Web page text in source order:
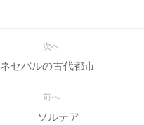
次へ
ネセバルの古代都市
前へ
ソルテア